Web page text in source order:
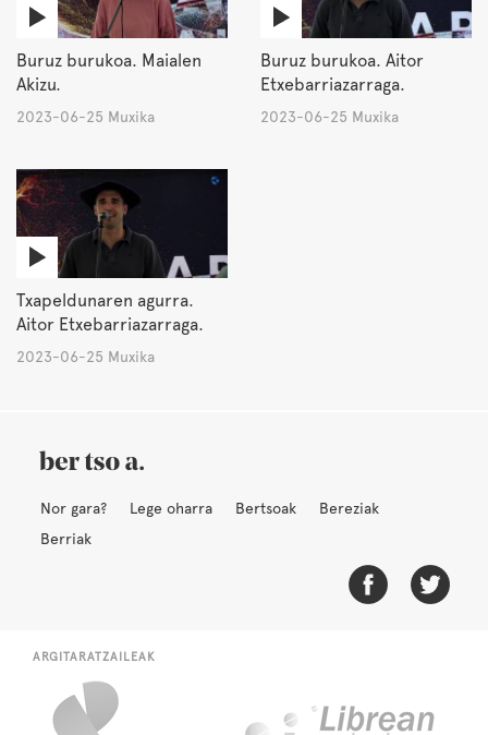
Buruz burukoa. Maialen
Akizu.
2023-06-25 Muxika
Buruz burukoa. Aitor
Etxebarriazarraga.
2023-06-25 Muxika
Txapeldunaren agurra.
Aitor Etxebarriazarraga.
2023-06-25 Muxika
Nor gara? Lege oharra Bertsoak
Bereziak
Berriak
ARGITARATZAILEAK